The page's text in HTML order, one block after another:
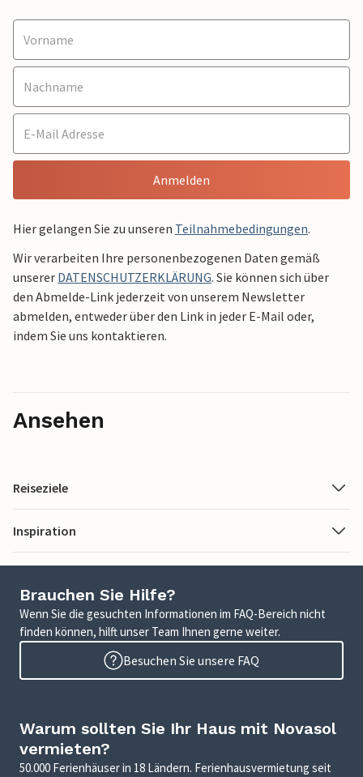
Anmelden
Hier gelangen Sie zu unseren Teilnahmebedingungen.
Wir verarbeiten Ihre personenbezogenen Daten gemäß
unserer DATENSCHUTZERKLÄRUNG. Sie können sich über
den Abmelde-Link jederzeit von unserem Newsletter
abmelden, entweder über den Link in jeder E-Mail oder,
indem Sie uns kontaktieren.
Ansehen
Reiseziele
Inspiration
Brauchen Sie Hilfe?
Wenn Sie die gesuchten Informationen im FAQ-Bereich nicht
finden können, hilft unser Team Ihnen gerne weiter.
Besuchen Sie unsere FAQ
Warum sollten Sie Ihr Haus mit Novasol
vermieten?
50.000 Ferienhäuser in 18 Ländern. Ferienhausvermietung seit